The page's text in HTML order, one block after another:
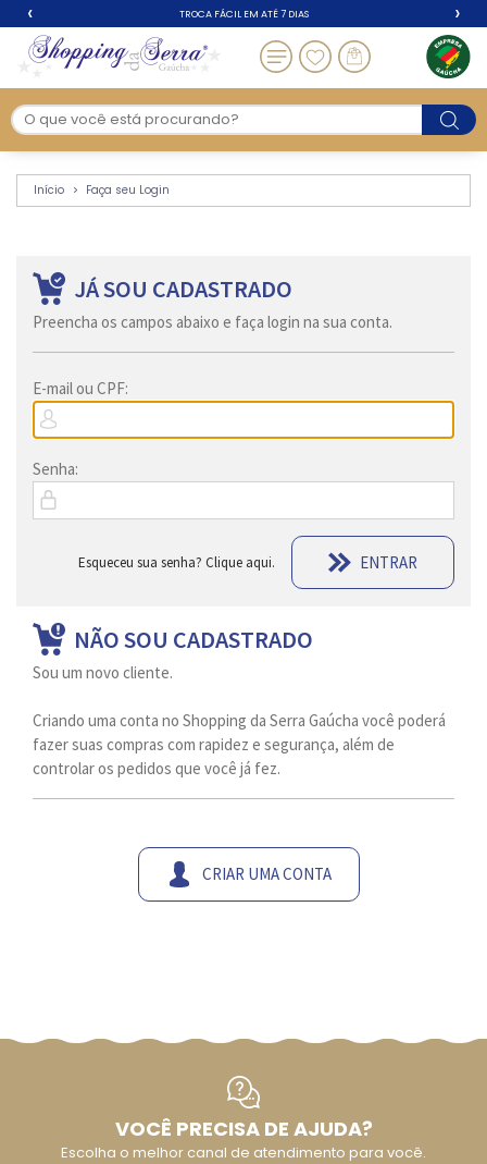
Loja | Faça seu Login
TROCA FÁCIL EM ATÉ 7 DIAS
‹ ›
Início Faça seu Login
JÁ SOU CADASTRADO
Preencha os campos abaixo e faça login na sua conta.
E-mail ou CPF:
Senha:
ENTRAR
Esqueceu sua senha? Clique aqui.
NÃO SOU CADASTRADO
Sou um novo cliente.
Criando uma conta no Shopping da Serra Gaúcha você poderá
fazer suas compras com rapidez e segurança, além de
controlar os pedidos que você já fez.
CRIAR UMA CONTA
VOCÊ PRECISA DE AJUDA?
Escolha o melhor canal de atendimento para você.